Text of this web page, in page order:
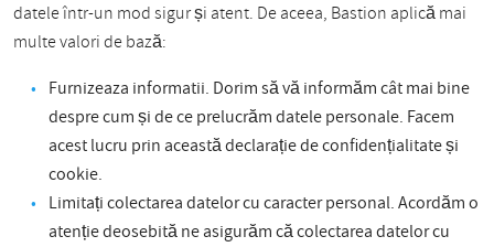
datele într-un mod sigur și atent. De aceea, Bastion aplică mai
multe valori de bază:
Furnizeaza informatii. Dorim să vă informăm cât mai bine
despre cum și de ce prelucrăm datele personale. Facem
acest lucru prin această declarație de confidențialitate și
cookie.
Limitați colectarea datelor cu caracter personal. Acordăm o
atenție deosebită ne asigurăm că colectarea datelor cu